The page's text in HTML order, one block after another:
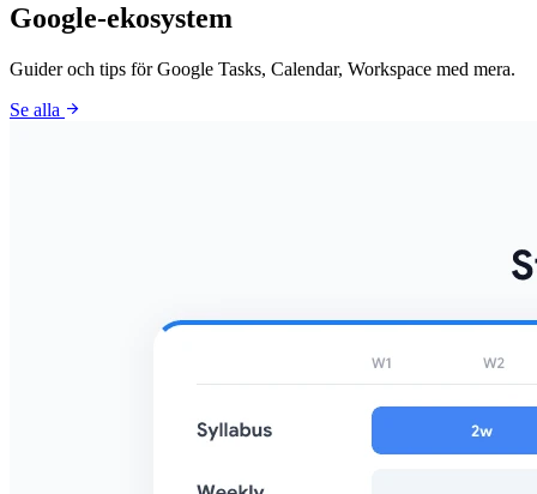
Google-ekosystem
Guider och tips för Google Tasks, Calendar, Workspace med mera.
Se alla arrow_forward